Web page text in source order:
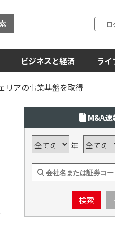
ロ
ビジネスと経済 ライ
リアの事業基盤を取得
M&A速
年
検索